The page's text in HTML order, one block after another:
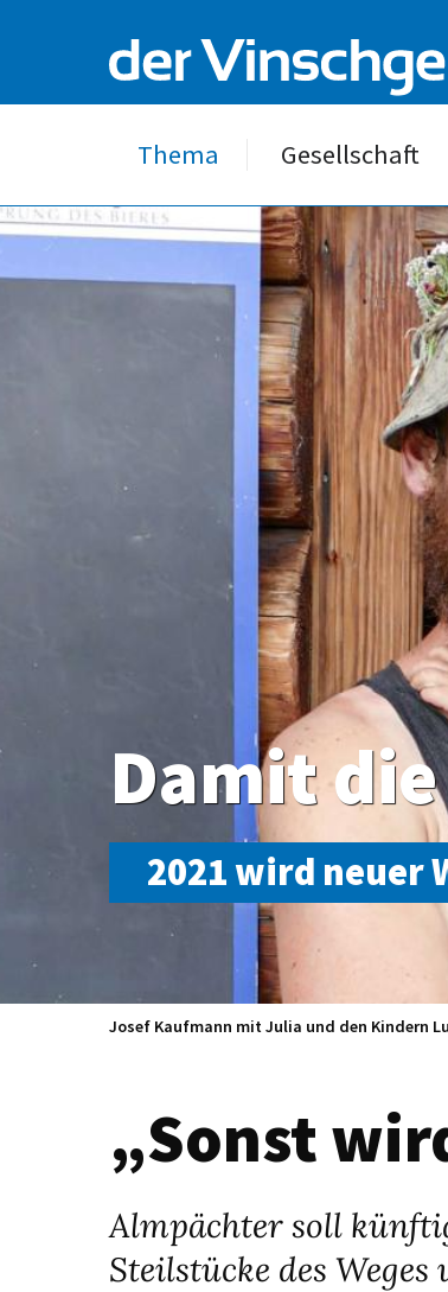
Thema Gesellschaft
Damit
2021 wird neuer
Josef Kaufmann mit Julia und den Kindern
„Sonst
Almpächter soll
Steilstücke des